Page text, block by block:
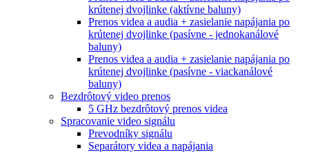
krútenej dvojlinke (aktívne baluny)
Prenos videa a audia + zasielanie napájania po
krútenej dvojlinke (pasívne - jednokanálové
baluny)
Prenos videa a audia + zasielanie napájania po
krútenej dvojlinke (pasívne - viackanálové
baluny)
Bezdrôtový video prenos
5 GHz bezdrôtový prenos videa
Spracovanie video signálu
Prevodníky signálu
Separátory videa a napájania